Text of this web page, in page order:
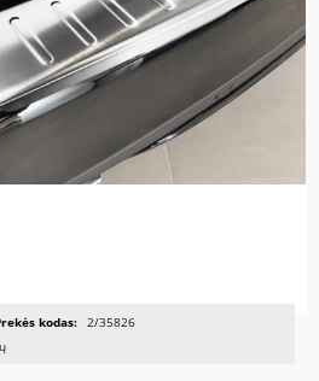
kodas: 2/35826